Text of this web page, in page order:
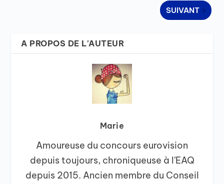
SUIVANT
A PROPOS DE L'AUTEUR
Marie
Amoureuse du concours eurovision
depuis toujours, chroniqueuse à l'EAQ
depuis 2015. Ancien membre du Conseil